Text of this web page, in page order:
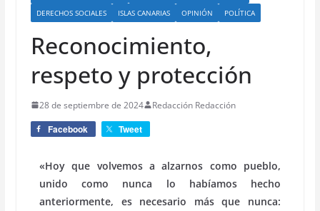
DERECHOS SOCIALES
ISLAS CANARIAS OPINIÓN POLÍTICA
Reconocimiento,
respeto y protección
28 de septiembre de 2024 Redacción Redacción
Facebook Tweet
«Hoy que volvemos a alzarnos como pueblo,
unido como nunca lo habíamos hecho
anteriormente, es necesario más que nunca: